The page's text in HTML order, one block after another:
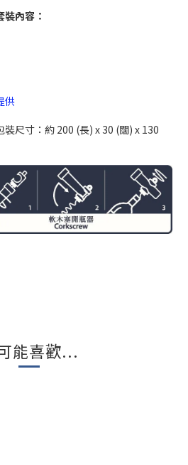
內容：
供
尺寸：約 200 (長) x 30 (闊) x 130
能喜歡...